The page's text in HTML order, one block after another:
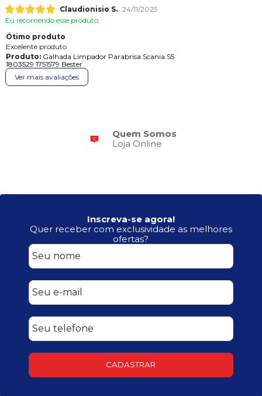
Claudionisio S. 24/11/2025
Eu recomendo esse produto.
Ótimo produto
Excelente produto
Produto:Galhada Limpador Parabrisa Scania S5
1803529 1751579 Bester
Ver mais avaliações
Frete Grátis
Consulte o Regulamento
Inscreva-se agora!
Quer receber com exclusividade as melhores
ofertas?
CADASTRAR